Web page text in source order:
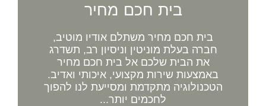
בית חכם מחיר
בית חכם מחיר משתלם אודיו מוטיב,
חברה בעלת מוניטין וניסיון רב, תשדרג
את הבית שלכם אל בית חכם מחיר
באמצעות שירות מקצועי, איכותי ואדיב.
הטכנולוגיה מתקדמת ומסייעת לנו להפוך
לחכמים יותר...